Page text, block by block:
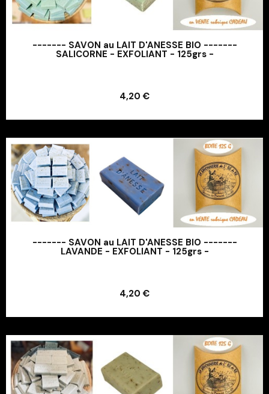
------- SAVON au LAIT D'ANESSE BIO -------
SALICORNE - EXFOLIANT - 125grs -
4,20 €
Ajouter au panier
------- SAVON au LAIT D'ANESSE BIO -------
LAVANDE - EXFOLIANT - 125grs -
4,20 €
Ajouter au panier